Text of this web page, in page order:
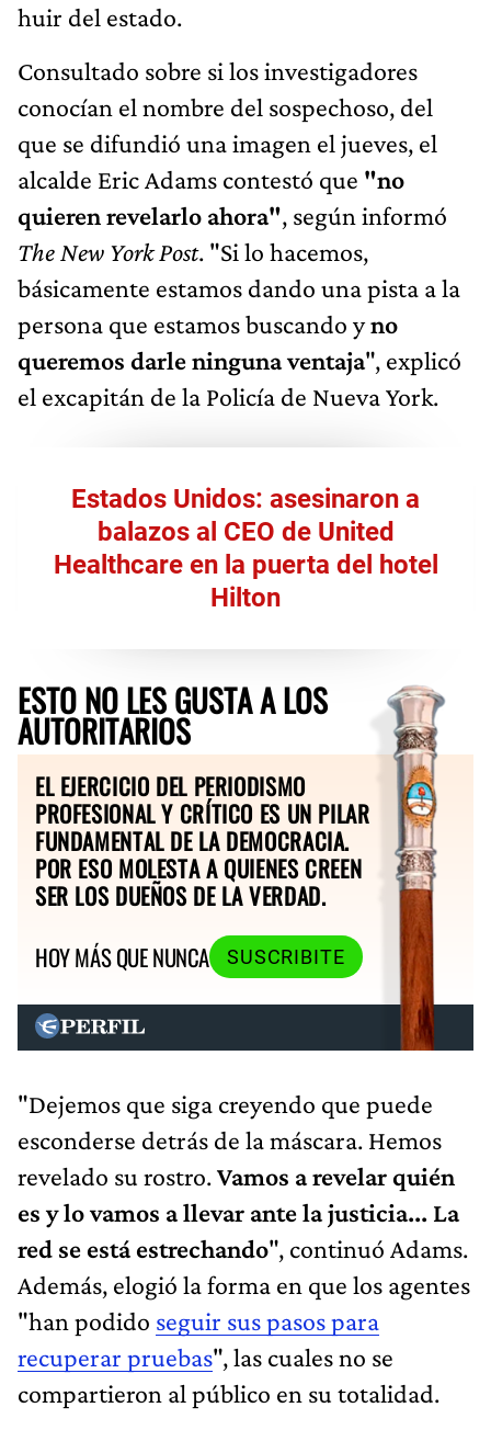
huir del estado.
Consultado sobre si los investigadores
conocían el nombre del sospechoso, del
que se difundió una imagen el jueves, el
alcalde Eric Adams contestó que "no
quieren revelarlo ahora", según informó
The New York Post. "Si lo hacemos,
básicamente estamos dando una pista a la
persona que estamos buscando yno
queremos darle ninguna ventaja", explicó
el excapitán de la Policía de Nueva York.
Estados Unidos: asesinaron a
balazos al CEO de United
Healthcare en la puerta del hotel
Hilton
ESTO NO LES GUSTA A LOS
AUTORITARIOS
EL EJERCICIO DEL PERIODISMO
PROFESIONAL Y CRÍTICO ES UN PILAR
FUNDAMENTAL DE LA DEMOCRACIA.
POR ESO MOLESTA A QUIENES CREEN
SER LOS DUEÑOS DE LA VERDAD.
HOY MÁS QUE NUNCA
SUSCRIBITE
"Dejemos que siga creyendo que puede
esconderse detrás de la máscara. Hemos
revelado su rostro.Vamos a revelar quién
es y lo vamos a llevar ante la justicia... La
red se está estrechando", continuó Adams.
Además, elogió la forma en que los agentes
"han podido seguir sus pasos para
recuperar pruebas", las cuales no se
compartieron al público en su totalidad.